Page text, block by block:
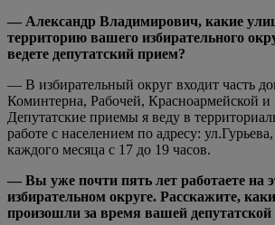
— Александр Владимирович, какие
территорию вашего избирательного
ведете депутатский прием?
— В избирательный округ входит часть
Коминтерна, Рабочей, Красноармейской и
Депутатские приемы я веду в
работе с населением по адресу:
каждого месяца с 17 до 19 часов.
— Вы уже почти пять лет работаете на
избирательном округе. Расскажите,
произошли за время вашей